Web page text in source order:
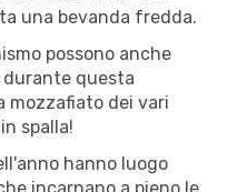
una bevanda fredda.
possono anche
durante questa
mozzafiato dei vari
spalla!
hanno luogo